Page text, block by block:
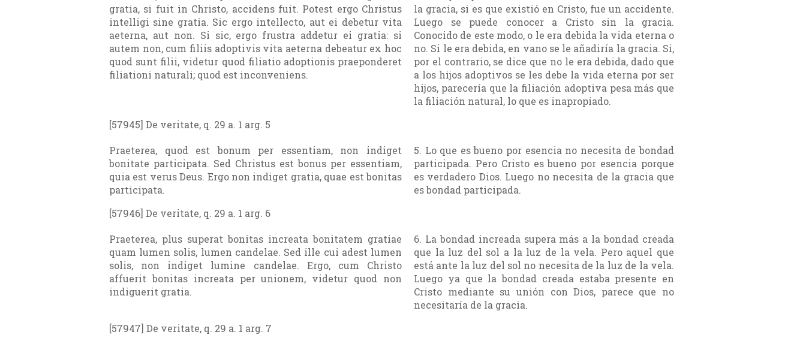
gratia, si fuit in Christo, accidens fuit. Potest ergo Christus
intelligi sine gratia. Sic ergo intellecto, aut ei debetur vita
aeterna, aut non. Si sic, ergo frustra addetur ei gratia: si
autem non, cum filiis adoptivis vita aeterna debeatur ex hoc
quod sunt filii, videtur quod filiatio adoptionis praeponderet
filiationi naturali; quod est inconveniens.
la gracia, si es que existió en Cristo, fue un accidente.
Luego se puede conocer a Cristo sin la gracia.
Conocido de este modo, o le era debida la vida eterna o
no. Si le era debida, en vano se le añadiría la gracia. Si,
por el contrario, se dice que no le era debida, dado que
a los hijos adoptivos se les debe la vida eterna por ser
hijos, parecería que la filiación adoptiva pesa más que
la filiación natural, lo que es inapropiado.
[57945] De veritate, q. 29 a. 1 arg. 5
Praeterea, quod est bonum per essentiam, non indiget
bonitate participata. Sed Christus est bonus per essentiam,
quia est verus Deus. Ergo non indiget gratia, quae est bonitas
participata.
5. Lo que es bueno por esencia no necesita de bondad
participada. Pero Cristo es bueno por esencia porque
es verdadero Dios. Luego no necesita de la gracia que
es bondad participada.
[57946] De veritate, q. 29 a. 1 arg. 6
Praeterea, plus superat bonitas increata bonitatem gratiae
quam lumen solis, lumen candelae. Sed ille cui adest lumen
solis, non indiget lumine candelae. Ergo, cum Christo
affuerit bonitas increata per unionem, videtur quod non
indiguerit gratia.
6. La bondad increada supera más a la bondad creada
que la luz del sol a la luz de la vela. Pero aquel que
está ante la luz del sol no necesita de la luz de la vela.
Luego ya que la bondad creada estaba presente en
Cristo mediante su unión con Dios, parece que no
necesitaría de la gracia.
[57947] De veritate, q. 29 a. 1 arg. 7